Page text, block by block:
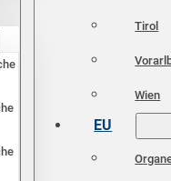
Tirol
Wien
EU